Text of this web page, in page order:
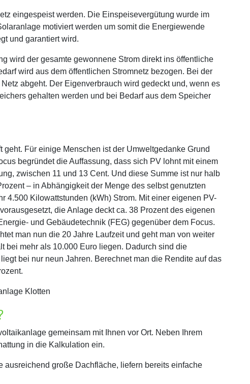
eingespeist werden. Die Einspeisevergütung wurde im
motiviert werden um somit die Energiewende
und garantiert wird.
wird der gesamte gewonnene Strom direkt ins öffentliche
wird aus dem öffentlichen Stromnetz bezogen. Bei der
abgeht. Der Eigenverbrauch wird gedeckt und, wenn es
gehalten werden und bei Bedarf aus dem Speicher
geht. Für einige Menschen ist der Umweltgedanke Grund
begründet die Auffassung, dass sich PV lohnt mit einem
zwischen 11 und 13 Cent. Und diese Summe ist nur halb
– in Abhängigkeit der Menge des selbst genutzten
4.500 Kilowattstunden (kWh) Strom. Mit einer eigenen PV-
die Anlage deckt ca. 38 Prozent des eigenen
und Gebäudetechnik (FEG) gegenüber dem Focus.
man nun die 20 Jahre Laufzeit und geht man von weiter
bei mehr als 10.000 Euro liegen. Dadurch sind die
bei nur neun Jahren. Berechnet man die Rendite auf das
gemeinsam mit Ihnen vor Ort. Neben Ihrem
in die Kalkulation ein.
ausreichend große Dachfläche, liefern bereits einfache